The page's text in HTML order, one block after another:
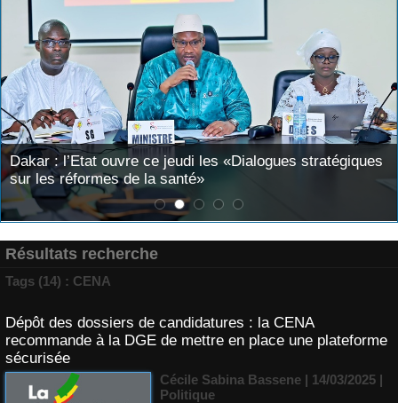
Dakar : l’Etat ouvre ce jeudi les «Dialogues stratégiques
sur les réformes de la santé»
Résultats recherche
Tags (14) : CENA
Dépôt des dossiers de candidatures : la CENA
recommande à la DGE de mettre en place une plateforme
sécurisée
Cécile Sabina Bassene | 14/03/2025 |
Politique